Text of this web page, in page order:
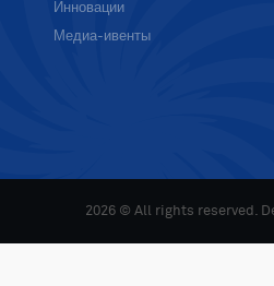
Инновации
Медиа-ивенты
2026 © All rights reserved.